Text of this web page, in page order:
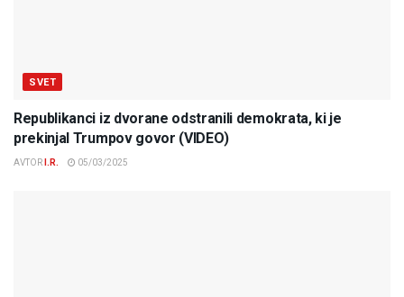
SVET
Republikanci iz dvorane odstranili demokrata, ki je
prekinjal Trumpov govor (VIDEO)
AVTOR I.R. 05/03/2025